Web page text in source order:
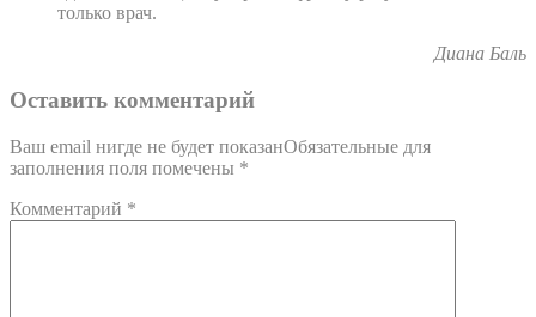
только врач.
Диана Баль
Оставить комментарий
Ваш email нигде не будет показанОбязательные для
заполнения поля помечены *
Комментарий *